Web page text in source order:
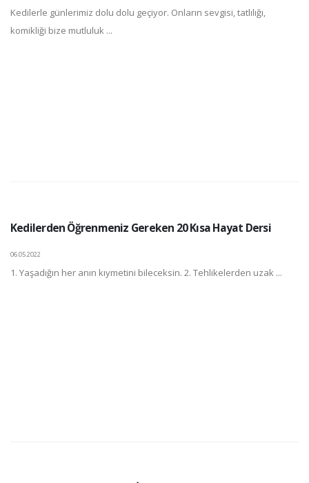
Kedilerle günlerimiz dolu dolu geçiyor. Onların sevgisi, tatlılığı,
komikliği bize mutluluk ...
Kedilerden Öğrenmeniz Gereken 20 Kısa Hayat Dersi
06.05.2022
1. Yaşadığın her anın kıymetini bileceksin. 2. Tehlikelerden uzak ...